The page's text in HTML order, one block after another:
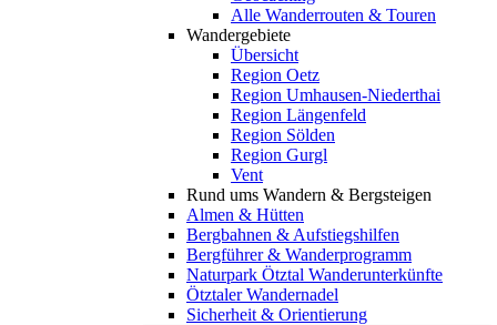
Alle Wanderrouten & Touren
Wandergebiete
Übersicht
Region Oetz
Region Umhausen-Niederthai
Region Längenfeld
Region Sölden
Region Gurgl
Vent
Rund ums Wandern & Bergsteigen
Almen & Hütten
Bergbahnen & Aufstiegshilfen
Bergführer & Wanderprogramm
Naturpark Ötztal Wanderunterkünfte
Ötztaler Wandernadel
Sicherheit & Orientierung